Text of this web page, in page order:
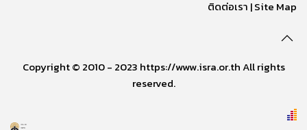
ติดต่อเรา |Site Map
Copyright © 2010 - 2023 https://www.isra.or.th All rights
reserved.